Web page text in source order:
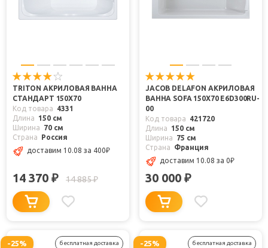
TRITON АКРИЛОВАЯ ВАННА
СТАНДАРТ 150X70
Код товара
4331
Длина
150 см
Ширина
70 см
Страна
Россия
доставим 10.08 за 400₽
14 370 ₽ 14 885₽
JACOB DELAFON АКРИЛОВАЯ
ВАННА SOFA 150X70 E6D300RU-
00
Код товара
421720
Длина
150 см
Ширина
75 см
Страна
Франция
доставим 10.08 за 0₽
30 000 ₽
-25% бесплатная доставка -25% бесплатная доставка